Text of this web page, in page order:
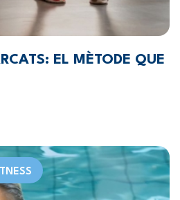
EL MÈTODE QUE